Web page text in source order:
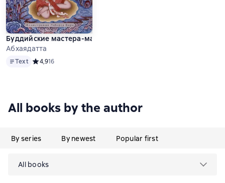
Буддийские мастера-маги. Легенды о махасиддхах
Абхаядатта
TextText Средний рейтинг 4,9 на основе 16 оценок
4,916
All books by the author
By series By newest Popular first
All books